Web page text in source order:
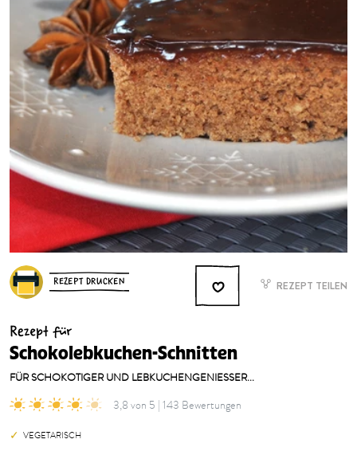
REZEPT DRUCKEN REZEPT TEILEN
Rezept für
Schokolebkuchen-Schnitten
FÜR SCHOKOTIGER UND LEBKUCHENGENIESSER...
3,8 von 5 | 143 Bewertungen
VEGETARISCH